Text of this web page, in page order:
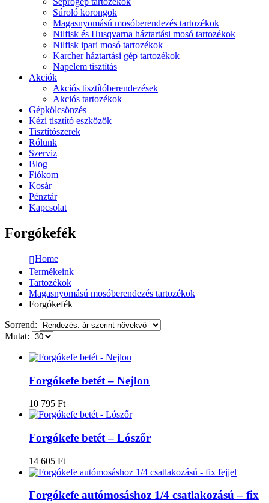
Súroló korongok
Magasnyomású mosóberendezés tartozékok
Nilfisk és Husqvarna háztartási mosó tartozékok
Nilfisk ipari mosó tartozékok
Karcher háztartási gép tartozékok
Napelem tisztítás
Akciók
Akciós tisztítóberendezések
Akciós tartozékok
Gépkölcsönzés
Kézi tisztító eszközök
Tisztítószerek
Rólunk
Szerviz
Blog
Fiókom
Kosár
Pénztár
Kapcsolat
Forgókefék
Home
Termékeink
Tartozékok
Magasnyomású mosóberendezés tartozékok
Forgókefék
Sorrend:
Mutat:
Forgókefe betét – Nejlon
10 795 Ft
Forgókefe betét – Lószőr
14 605 Ft
Forgókefe autómosáshoz 1/4 csatlakozású – fix